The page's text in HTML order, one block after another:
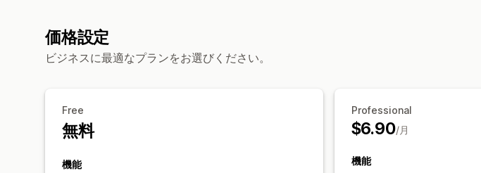
価格設定
ビジネスに最適なプランをお選びください。
Free
無料
機能
Professional
$6.90/月
機能